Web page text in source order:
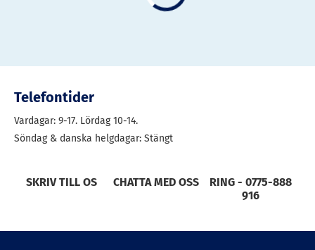
Telefontider
Vardagar: 9-17. Lördag 10-14.
Söndag & danska helgdagar: Stängt
SKRIV TILL OS CHATTA MED OSS
RING - 0775-888
916